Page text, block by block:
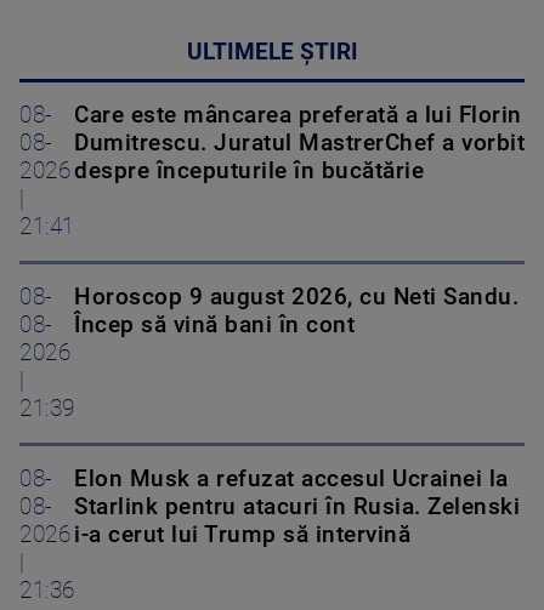
ULTIMELE ȘTIRI
08-
08-
2026
21:41
Care este mâncarea preferată a lui Florin
Dumitrescu. Juratul MastrerChef a vorbit
despre începuturile în bucătărie
08-
08-
2026
21:39
Horoscop 9 august 2026, cu Neti Sandu.
Încep să vină bani în cont
08-
08-
2026
21:36
Elon Musk a refuzat accesul Ucrainei la
Starlink pentru atacuri în Rusia. Zelenski
i-a cerut lui Trump să intervină